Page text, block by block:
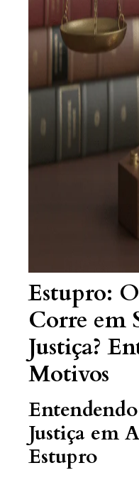
Estupro:
Corre em
Justiça?
Motivos
Justiça em
Estupro